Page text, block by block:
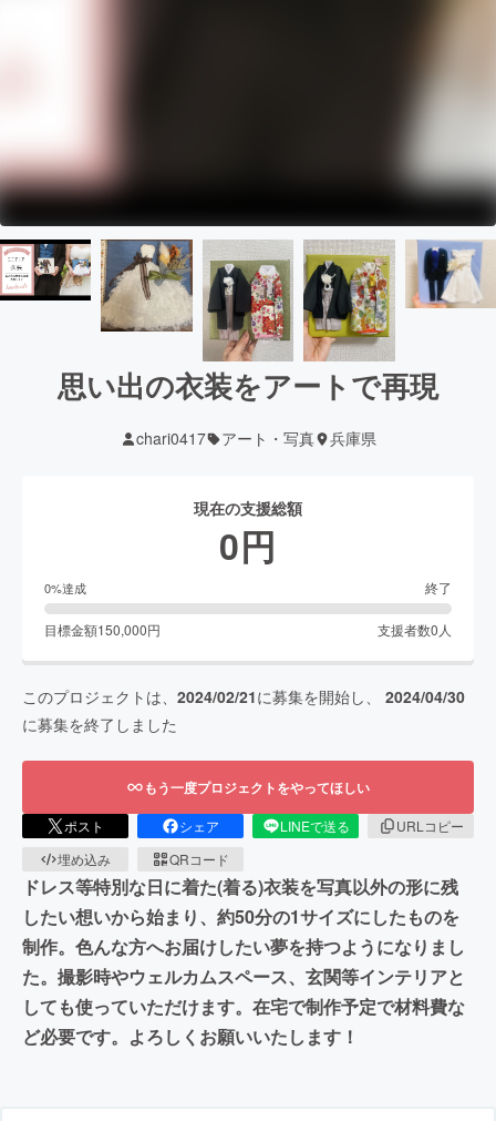
思い出の衣装をアートで再現
chari0417 アート・写真 兵庫県
現在の支援総額
0円
0%達成 終了
目標金額150,000円 支援者数0 人
このプロジェクトは、 2024/02/21に募集を開始し、 2024/04/30
に募集を終了しました
もう一度プロジェクトをやってほしい
ポスト シェア LINEで送る
URLコピー
埋め込み
QRコード
ドレス等特別な日に着た(着る)衣装を写真以外の形に残
したい想いから始まり、約50分の1サイズにしたものを
制作。色んな方へお届けしたい夢を持つようになりまし
た。撮影時やウェルカムスペース、玄関等インテリアと
しても使っていただけます。在宅で制作予定で材料費な
ど必要です。よろしくお願いいたします！